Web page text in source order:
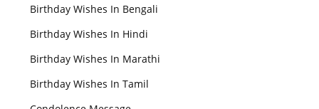
Birthday Wishes In Bengali
Birthday Wishes In Hindi
Birthday Wishes In Marathi
Birthday Wishes In Tamil